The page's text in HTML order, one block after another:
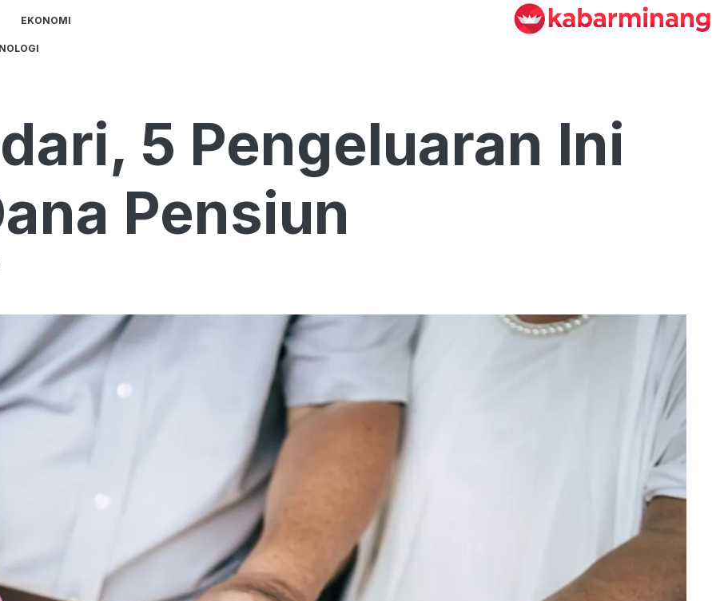
EKONOMI
5 Pengeluaran Ini
Pensiun